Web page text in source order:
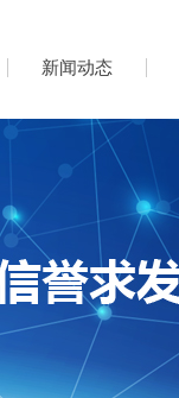
新闻动态